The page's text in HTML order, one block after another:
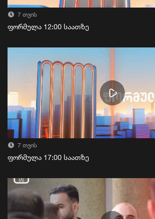
7 თვის
ფორმულა 12:00 საათზე
7 თვის
ფორმულა 17:00 საათზე